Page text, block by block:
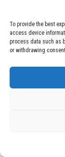
To provide the best
access device
process data such as
or withdrawing
2026
04
de